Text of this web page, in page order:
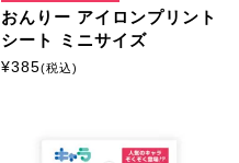
おんりー アイロンプリント
シート ミニサイズ
¥385(税込)